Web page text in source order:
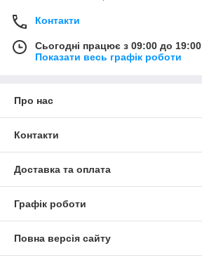
Контакти
Сьогодні працює з 09:00 до 19:00
Показати весь графік роботи
Про нас
Контакти
Доставка та оплата
Графік роботи
Повна версія сайту